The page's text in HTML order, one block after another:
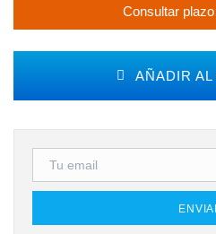
Consultar
AÑADIR AL